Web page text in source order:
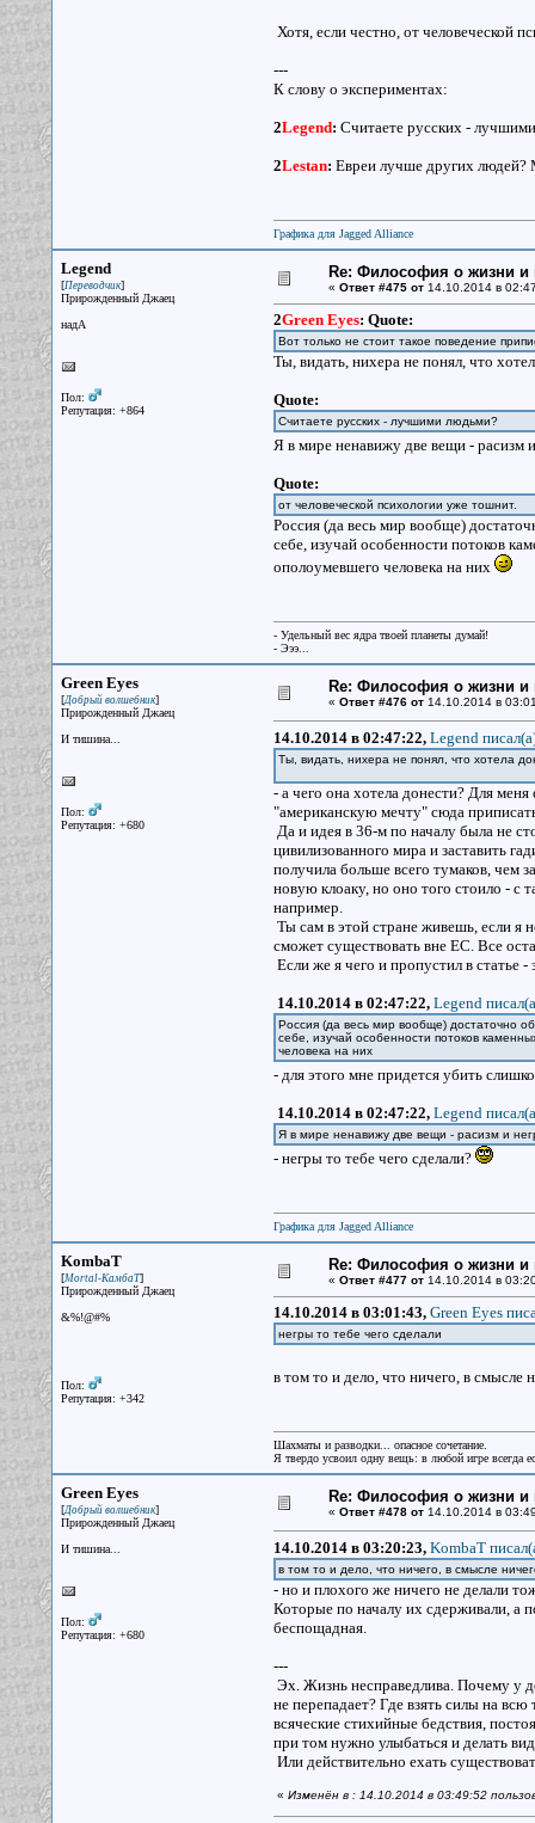
Хотя, если честно, от человеческой
---
К слову о экспериментах:
2Legend: Считаете русских -
2Lestan: Евреи лучше других людей?
Графика для Jagged Alliance
Legend
[Переводчик]
Прирожденный Джаец
надА
Пол:
Репутация: +864
Re: Философия о жизни и
« Ответ #475 от14.10.2014 в
2Green Eyes: Quote:
Вот только не стоит такое поведение
Ты, видать, нихера не понял, что
Quote:
Считаете русских - лучшими людьми?
Я в мире ненавижу две вещи - расизм
Quote:
от человеческой психологии уже тошнит.
Россия (да весь мир вообще)
себе, изучай особенности потоков
ополоумевшего человека на них
- Удельный вес ядра твоей планеты думай!
- Эээ...
Green Eyes
[Добрый волшебник]
Прирожденный Джаец
И тишина...
Пол:
Репутация: +680
Re: Философия о жизни и
« Ответ #476 от14.10.2014 в
14.10.2014 в 02:47:22, Legend
Ты, видать, нихера не понял, что хотела
- а чего она хотела донести? Для
"американскую мечту" сюда
Да и идея в 36-м по началу была не
цивилизованного мира и заставить
получила больше всего тумаков, чем
новую клоаку, но оно того стоило - с
например.
Ты сам в этой стране живешь, если я
сможет существовать вне ЕС. Все
Если же я чего и пропустил в статье
14.10.2014 в 02:47:22, Legend
Россия (да весь мир вообще) достаточно
себе, изучай особенности потоков
человека на них
- для этого мне придется убить
14.10.2014 в 02:47:22, Legend
Я в мире ненавижу две вещи - расизм и
- негры то тебе чего сделали?
Графика для Jagged Alliance
KombaT
[Mortal-КамбаТ]
Прирожденный Джаец
&%!@#%
Пол:
Репутация: +342
Re: Философия о жизни и
« Ответ #477 от14.10.2014 в
14.10.2014 в 03:01:43, Green Eyes
негры то тебе чего сделали
в том то и дело, что ничего, в
Шахматы и разводки... опасное сочетание.
Я твердо усвоил одну вещь: в любой игре всегда
Green Eyes
[Добрый волшебник]
Прирожденный Джаец
И тишина...
Пол:
Репутация: +680
Re: Философия о жизни и
« Ответ #478 от14.10.2014 в
14.10.2014 в 03:20:23, KombaT
в том то и дело, что ничего, в смысле
- но и плохого же ничего не делали
Которые по началу их сдерживали, а
беспощадная.
---
Эх. Жизнь несправедлива. Почему у
не перепадает? Где взять силы на
всяческие стихийные бедствия,
при том нужно улыбаться и делать
Или действительно ехать
« Изменён в : 14.10.2014 в 03:49:52